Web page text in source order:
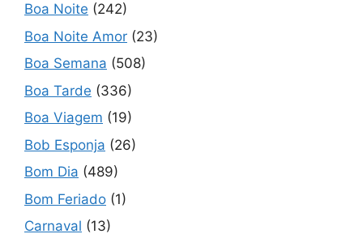
Boa Noite (242)
Boa Noite Amor (23)
Boa Semana (508)
Boa Tarde (336)
Boa Viagem (19)
Bob Esponja (26)
Bom Dia (489)
Bom Feriado (1)
Carnaval (13)